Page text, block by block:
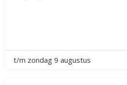
t/m zondag 9 augustus